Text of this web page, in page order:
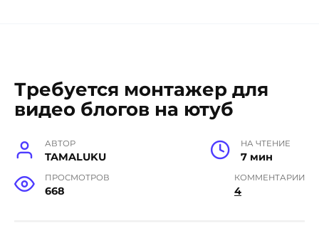
Требуется монтажер для
видео блогов на ютуб
АВТОР
TAMALUKU
НА ЧТЕНИЕ
7 мин
ПРОСМОТРОВ
668
КОММЕНТАРИИ
4